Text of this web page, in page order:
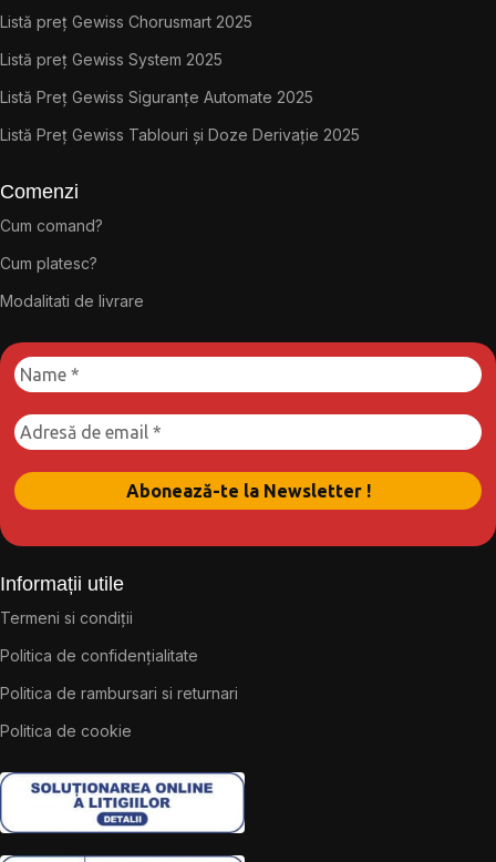
Listă preț Gewiss Chorusmart 2025
Listă preț Gewiss System 2025
Listă Preț Gewiss Siguranțe Automate 2025
Listă Preț Gewiss Tablouri și Doze Derivație 2025
Comenzi
Cum comand?
Cum platesc?
Modalitati de livrare
Informații utile
Termeni si condiții
Politica de confidențialitate
Politica de rambursari si returnari
Politica de cookie